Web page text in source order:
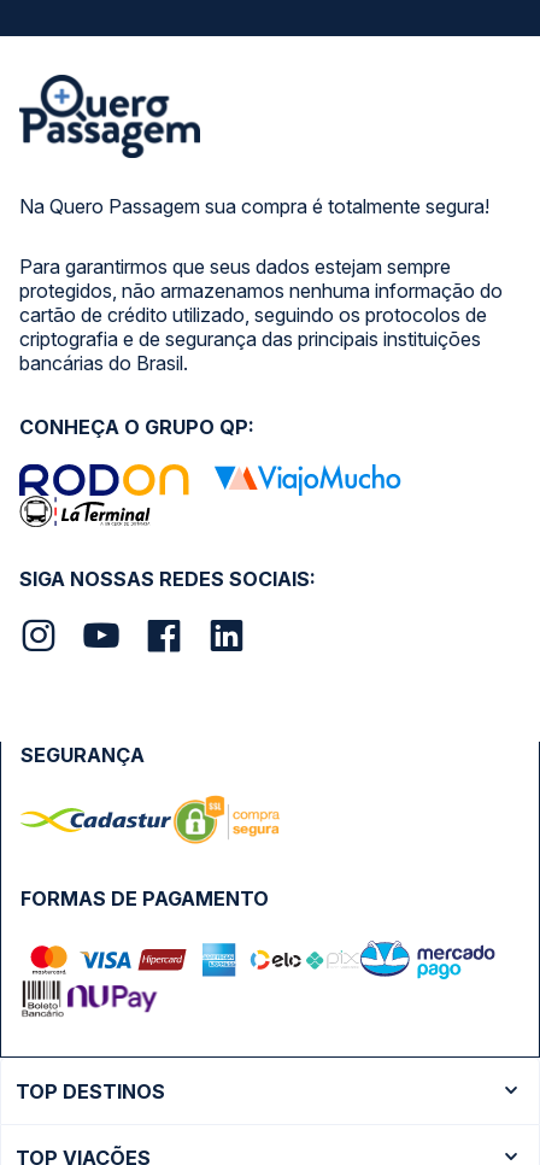
Na Quero Passagem sua compra é totalmente segura!
Para garantirmos que seus dados estejam sempre
protegidos, não armazenamos nenhuma informação do
cartão de crédito utilizado, seguindo os protocolos de
criptografia e de segurança das principais instituições
bancárias do Brasil.
SIGA NOSSAS REDES SOCIAIS:
CONHEÇA O GRUPO QP:
FORMAS DE PAGAMENTO
SEGURANÇA
TOP DESTINOS
TOP VIAÇÕES